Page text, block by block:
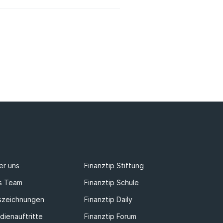
uns
Finanztip Stiftung
Team
Finanztip Schule
Finanztip Daily
Finanztip Forum